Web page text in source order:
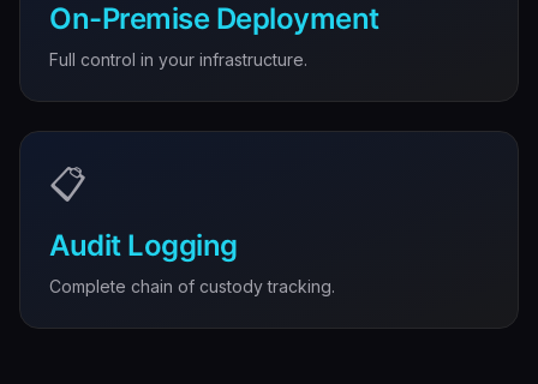
On-Premise Deployment
Full control in your infrastructure.
📋
Audit Logging
Complete chain of custody tracking.